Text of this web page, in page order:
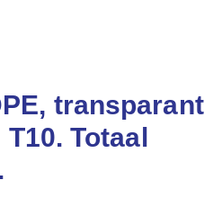
transparant
Totaal